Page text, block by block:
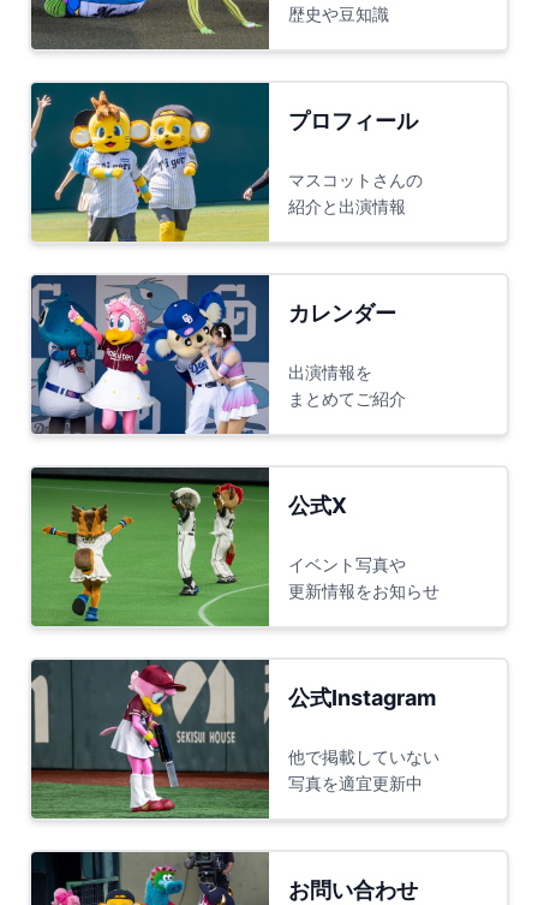
歴史や豆知識
プロフィール
マスコットさんの
紹介と出演情報
カレンダー
出演情報を
まとめてご紹介
公式X
イベント写真や
更新情報をお知らせ
公式Instagram
他で掲載していない
写真を適宜更新中
お問い合わせ